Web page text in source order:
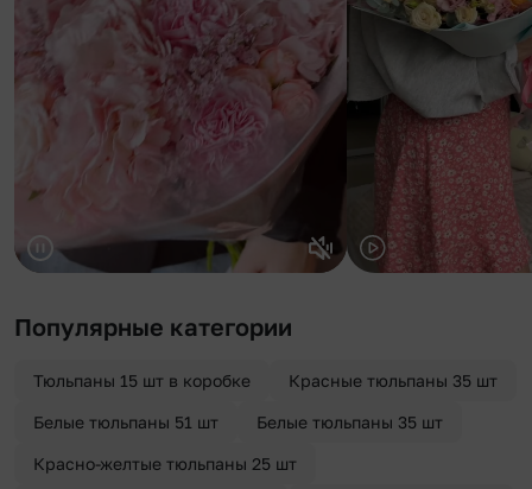
Популярные категории
Тюльпаны 15 шт в коробке Красные тюльпаны 35 шт
Белые тюльпаны 51 шт Белые тюльпаны 35 шт
Красно-желтые тюльпаны 25 шт